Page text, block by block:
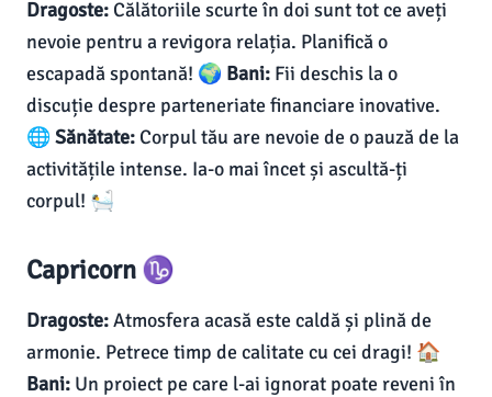
Dragoste: Călătoriile scurte în doi sunt tot ce aveți
nevoie pentru a revigora relația. Planifică o
escapadă spontană! 🌍 Bani: Fii deschis la o
discuție despre parteneriate financiare inovative.
🌐Sănătate: Corpul tău are nevoie de o pauză de la
activitățile intense. Ia-o mai încet și ascultă-ți
corpul! 🛀
Capricorn ♑
Dragoste:Atmosfera acasă este caldă și plină de
armonie. Petrece timp de calitate cu cei dragi! 🏠
Bani: Un proiect pe care l-ai ignorat poate reveni în